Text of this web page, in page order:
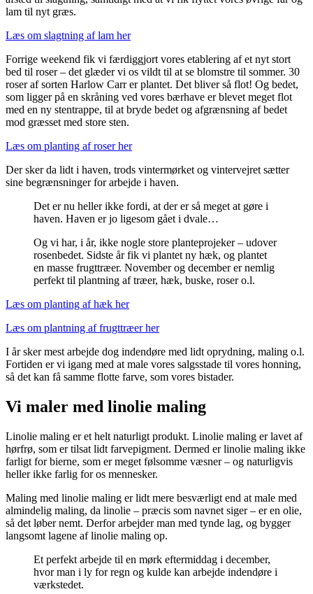
lam til nyt græs.
Læs om slagtning af lam her
Forrige weekend fik vi færdiggjort vores etablering af et nyt stort
bed til roser – det glæder vi os vildt til at se blomstre til sommer. 30
roser af sorten Harlow Carr er plantet. Det bliver så flot! Og bedet,
som ligger på en skråning ved vores bærhave er blevet meget flot
med en ny stentrappe, til at bryde bedet og afgrænsning af bedet
mod græsset med store sten.
Læs om planting af roser her
Der sker da lidt i haven, trods vintermørket og vintervejret sætter
sine begrænsninger for arbejde i haven.
Det er nu heller ikke fordi, at der er så meget at gøre i
haven. Haven er jo ligesom gået i dvale…
Og vi har, i år, ikke nogle store planteprojeker – udover
rosenbedet. Sidste år fik vi plantet ny hæk, og plantet
en masse frugttræer. November og december er nemlig
perfekt til plantning af træer, hæk, buske, roser o.l.
Læs om planting af hæk her
Læs om plantning af frugttræer her
I år sker mest arbejde dog indendøre med lidt oprydning, maling o.l.
Fortiden er vi igang med at male vores salgsstade til vores honning,
så det kan få samme flotte farve, som vores bistader.
Vi maler med linolie maling
Linolie maling er et helt naturligt produkt. Linolie maling er lavet af
hørfrø, som er tilsat lidt farvepigment. Dermed er linolie maling ikke
farligt for bierne, som er meget følsomme væsner – og naturligvis
heller ikke farlig for os mennesker.
Maling med linolie maling er lidt mere besværligt end at male med
almindelig maling, da linolie – præcis som navnet siger – er en olie,
så det løber nemt. Derfor arbejder man med tynde lag, og bygger
langsomt lagene af linolie maling op.
Et perfekt arbejde til en mørk eftermiddag i december,
hvor man i ly for regn og kulde kan arbejde indendøre i
værkstedet.